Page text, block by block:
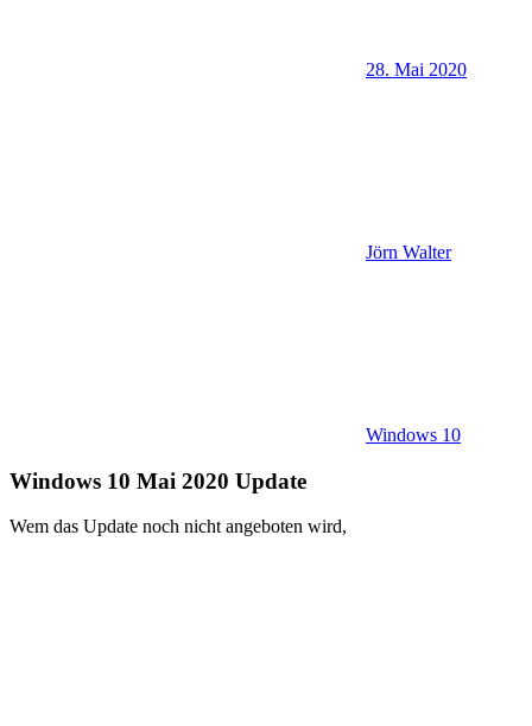
28. Mai 2020
Jörn Walter
Windows 10
Windows 10 Mai 2020 Update
Wem das Update noch nicht angeboten wird,